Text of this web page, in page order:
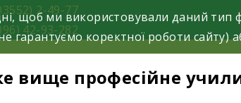
2-49-77
42-93-282
вище професійне
щоб ми використовували даний тип
коректної роботи сайту)